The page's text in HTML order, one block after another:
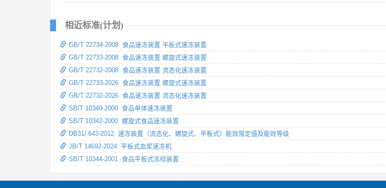
相近标准(计划)
GB/T 22734-2008 食品速冻装置 平板式速冻装置
GB/T 22733-2008 食品速冻装置 螺旋式速冻装置
GB/T 22732-2008 食品速冻装置 流态化速冻装置
GB/T 22733-2026 食品速冻装置 螺旋式速冻装置
GB/T 22732-2026 食品速冻装置 流态化速冻装置
SB/T 10340-2000 食品单体速冻装置
SB/T 10342-2000 螺旋式食品速冻装置
DB31/ 643-2012 速冻装置（流态化、螺旋式、平板式）能效限定值及能效等级
JB/T 14692-2024 平板式血浆速冻机
SB/T 10344-2001 食品平板式冻结装置